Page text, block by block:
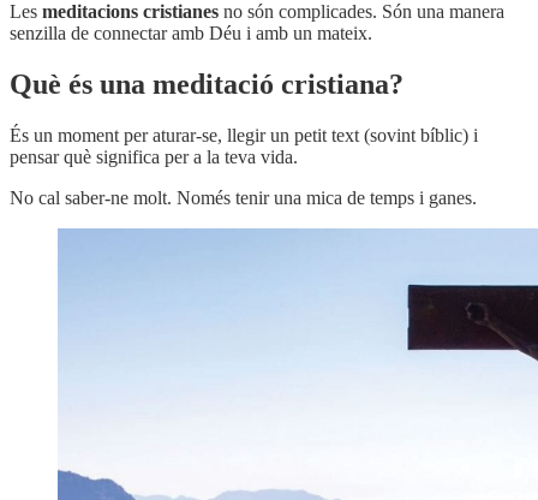
Les meditacions cristianes no són complicades. Són una manera
senzilla de connectar amb Déu i amb un mateix.
Què és una meditació cristiana?
És un moment per aturar-se, llegir un petit text (sovint bíblic) i
pensar què significa per a la teva vida.
No cal saber-ne molt. Només tenir una mica de temps i ganes.